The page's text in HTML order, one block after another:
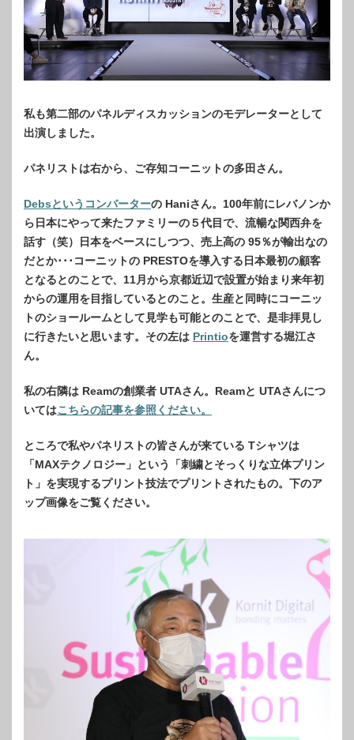
私も第二部のパネルディスカッションのモデレーターとして
出演しました。
パネリストは右から、ご存知コーニットの多田さん。
Debsというコンバーターの Haniさん。100年前にレバノンか
ら日本にやって来たファミリーの５代目で、流暢な関西弁を
話す（笑）日本をベースにしつつ、売上高の 95％が輸出なの
だとか･･･コーニットの PRESTOを導入する日本最初の顧客
となるとのことで、11月から京都近辺で設置が始まり来年初
からの運用を目指しているとのこと。生産と同時にコーニッ
トのショールームとして見学も可能とのことで、是非拝見し
に行きたいと思います。その左は Printioを運営する堀江さ
ん。
私の右隣は Reamの創業者 UTAさん。Reamと UTAさんにつ
いてはこちらの記事を参照ください。
ところで私やパネリストの皆さんが来ている Tシャツは
「MAXテクノロジー」という「刺繍とそっくりな立体プリン
ト」を実現するプリント技法でプリントされたもの。下のア
ップ画像をご覧ください。